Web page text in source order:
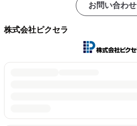
お問い合わせ
株式会社ピクセラ